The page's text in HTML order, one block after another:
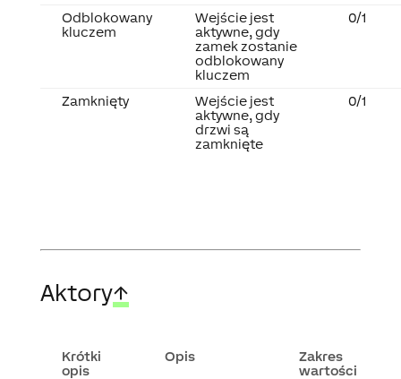
Odblokowany
kluczem
Wejście jest
aktywne, gdy
zamek zostanie
odblokowany
kluczem
0/1
Zamknięty
Wejście jest
aktywne, gdy
drzwi są
zamknięte
0/1
Aktory↑
Krótki
opis
Opis
Zakres
wartości